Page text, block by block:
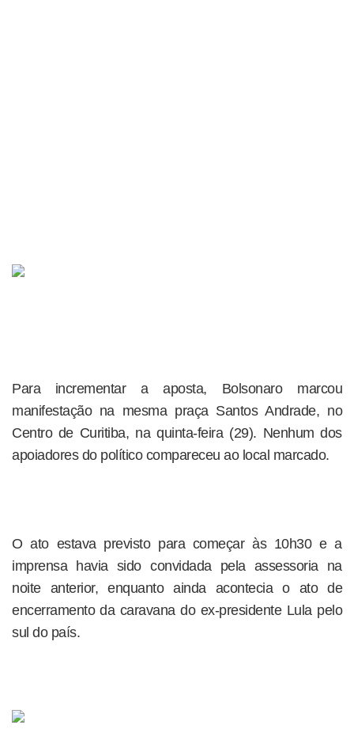
Para incrementar a aposta, Bolsonaro marcou
manifestação na mesma praça Santos Andrade, no
Centro de Curitiba, na quinta-feira (29). Nenhum dos
apoiadores do político compareceu ao local marcado.
O ato estava previsto para começar às 10h30 e a
imprensa havia sido convidada pela assessoria na
noite anterior, enquanto ainda acontecia o ato de
encerramento da caravana do ex-presidente Lula pelo
sul do país.